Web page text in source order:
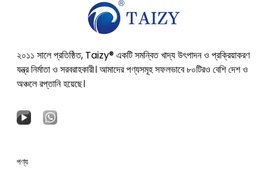
২০১১ সালে প্রতিষ্ঠিত, Taizy® একটি সমন্বিত খাদ্য উৎপাদন ও প্রক্রিয়াকরণ
যন্ত্র নির্মাতা ও সরবরাহকারী। আমাদের পণ্যসমূহ সফলভাবে ৮০টিরও বেশি দেশ ও
অঞ্চলে রপ্তানি হয়েছে।
পণ্য